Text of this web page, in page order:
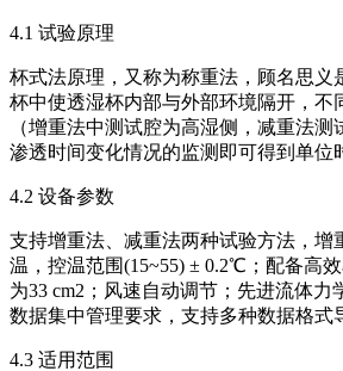
4.1 试验原理
杯式法原理，又称为称重法，顾名思
杯中使透湿杯内部与外部环境隔开，
（增重法中测试腔为高湿侧，减重法
渗透时间变化情况的监测即可得到单位
4.2 设备参数
支持增重法、减重法两种试验方法，增
温，控温范围(15~55) ± 0.2℃；配备高
为33 cm2；风速自动调节；先进流体
数据集中管理要求，支持多种数据格式
4.3 适用范围